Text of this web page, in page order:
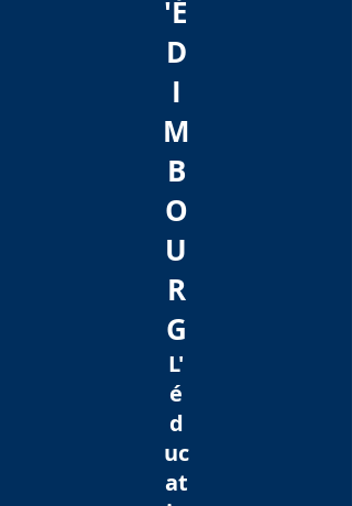
'É
D
I
M
B
O
U
R
G
L'
é
d
uc
at